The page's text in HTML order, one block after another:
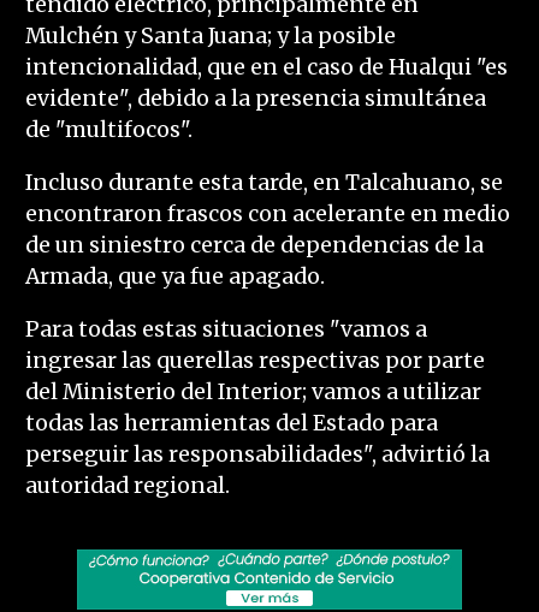
Mulchén y Santa Juana; y la posible
intencionalidad, que en el caso de Hualqui "es
evidente", debido a la presencia simultánea
de "multifocos".
Incluso durante esta tarde, en Talcahuano, se
encontraron frascos con acelerante en medio
de un siniestro cerca de dependencias de la
Armada, que ya fue apagado.
Para todas estas situaciones "vamos a
ingresar las querellas respectivas por parte
del Ministerio del Interior; vamos a utilizar
todas las herramientas del Estado para
perseguir las responsabilidades", advirtió la
autoridad regional.